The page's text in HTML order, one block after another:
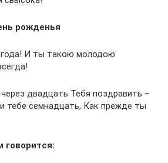
рожденья
года! И ты такою молодою
двадцать Тебя поздравить –
тебе семнадцать, Как прежде ты
говорится: